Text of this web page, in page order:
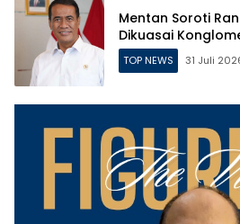
Mentan Soroti
Dikuasai
TOP NEWS 31 Juli